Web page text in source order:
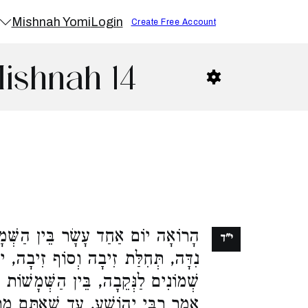
Mishnah YomiLogin Create Free Account
14
הָרוֹאָה יוֹם אַחַד עָשָׂר בֵּין
נִדָּה, תְּחִלַּת זִיבָה וְסוֹף זִיבָה,
שְׁמוֹנִים לַנְּקֵבָה, בֵּין הַשְּׁמָשׁוֹת
י"ד